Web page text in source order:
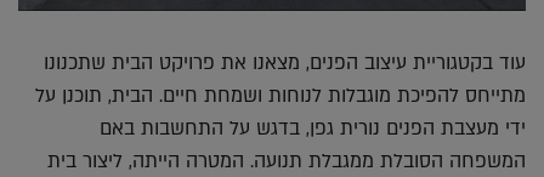
עוד בקטגוריית עיצוב הפנים, מצאנו את פרויקט הבית שתכנונו
מתייחס להפיכת מוגבלות לנוחות ושמחת חיים. הבית, תוכנן על
ידי מעצבת הפנים נורית גפן, בדגש על התחשבות באם
המשפחה הסובלת ממגבלת תנועה. המטרה הייתה, ליצור בית